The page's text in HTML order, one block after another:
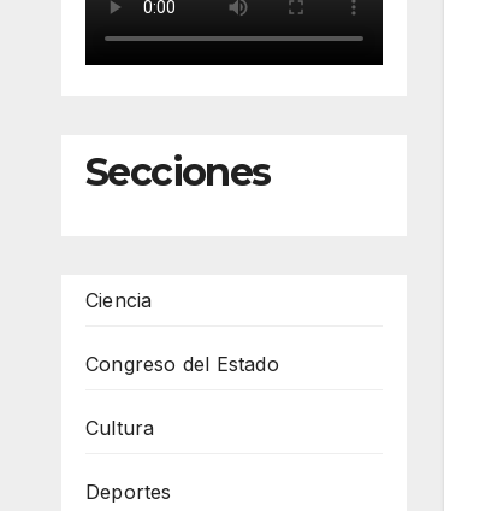
Secciones
Ciencia
Congreso del Estado
Cultura
Deportes